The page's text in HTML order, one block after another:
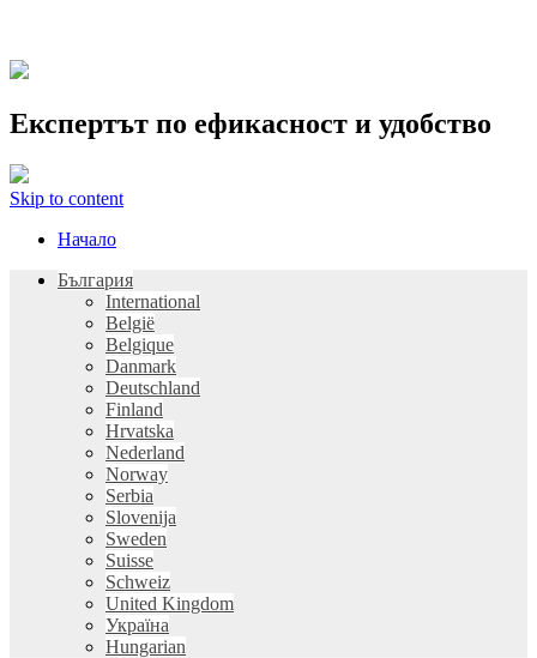
Експертът по ефикасност и удобство
Skip to content
Начало
България
International
België
Belgique
Danmark
Deutschland
Finland
Hrvatska
Nederland
Norway
Serbia
Slovenija
Sweden
Suisse
Schweiz
United Kingdom
Україна
Hungarian